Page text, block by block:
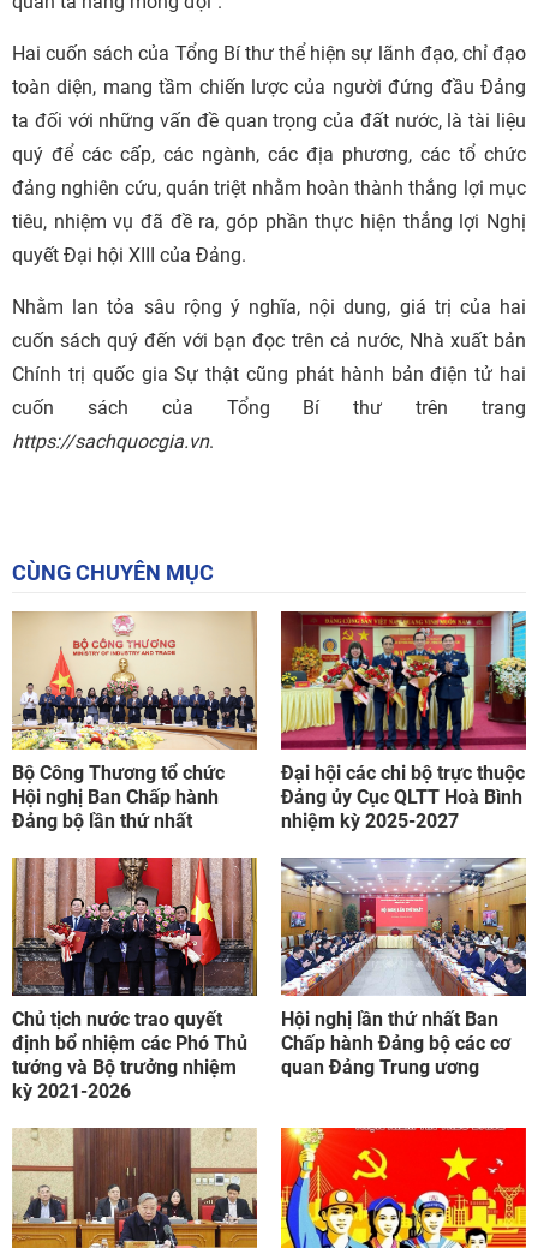
Hai cuốn sách của Tổng Bí thư thể hiện sự lãnh đạo, chỉ đạo
toàn diện, mang tầm chiến lược của người đứng đầu Đảng
ta đối với những vấn đề quan trọng của đất nước, là tài liệu
quý để các cấp, các ngành, các địa phương, các tổ chức
đảng nghiên cứu, quán triệt nhằm hoàn thành thắng lợi mục
tiêu, nhiệm vụ đã đề ra, góp phần thực hiện thắng lợi Nghị
quyết Đại hội XIII của Đảng.
Nhằm lan tỏa sâu rộng ý nghĩa, nội dung, giá trị của hai
cuốn sách quý đến với bạn đọc trên cả nước, Nhà xuất bản
Chính trị quốc gia Sự thật cũng phát hành bản điện tử hai
cuốn sách của Tổng Bí thư trên trang
https://sachquocgia.vn.
CÙNG CHUYÊN MỤC
Bộ Công Thương tổ chức
Hội nghị Ban Chấp hành
Đảng bộ lần thứ nhất
Đại hội các chi bộ trực thuộc
Đảng ủy Cục QLTT Hoà Bình
nhiệm kỳ 2025-2027
Chủ tịch nước trao quyết
định bổ nhiệm các Phó Thủ
tướng và Bộ trưởng nhiệm
kỳ 2021-2026
Hội nghị lần thứ nhất Ban
Chấp hành Đảng bộ các cơ
quan Đảng Trung ương